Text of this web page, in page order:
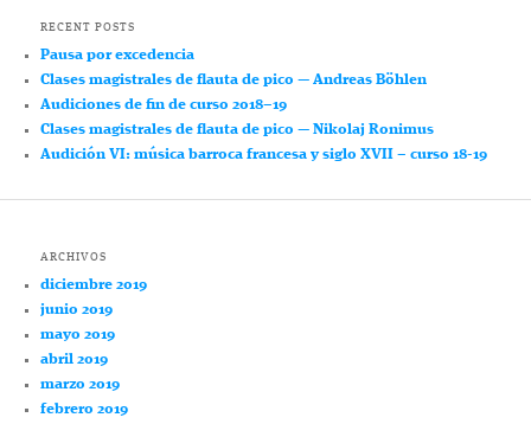
RECENT POSTS
Pausa por excedencia
Clases magistrales de flauta de pico — Andreas Böhlen
Audiciones de fin de curso 2018–19
Clases magistrales de flauta de pico — Nikolaj Ronimus
Audición VI: música barroca francesa y siglo XVII – curso 18-19
ARCHIVOS
diciembre 2019
junio 2019
mayo 2019
abril 2019
marzo 2019
febrero 2019